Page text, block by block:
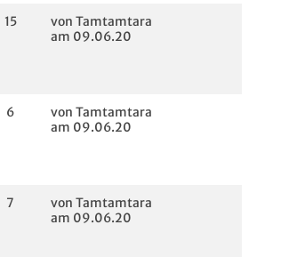
15
von Tamtamtara
am 09.06.20
6
von Tamtamtara
am 09.06.20
7
von Tamtamtara
am 09.06.20